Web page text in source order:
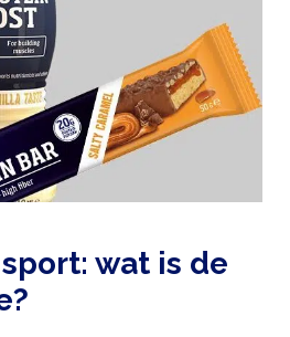
wat is de